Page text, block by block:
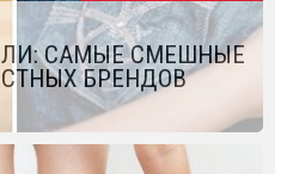
САМЫЕ СМЕШНЫЕ
БРЕНДОВ